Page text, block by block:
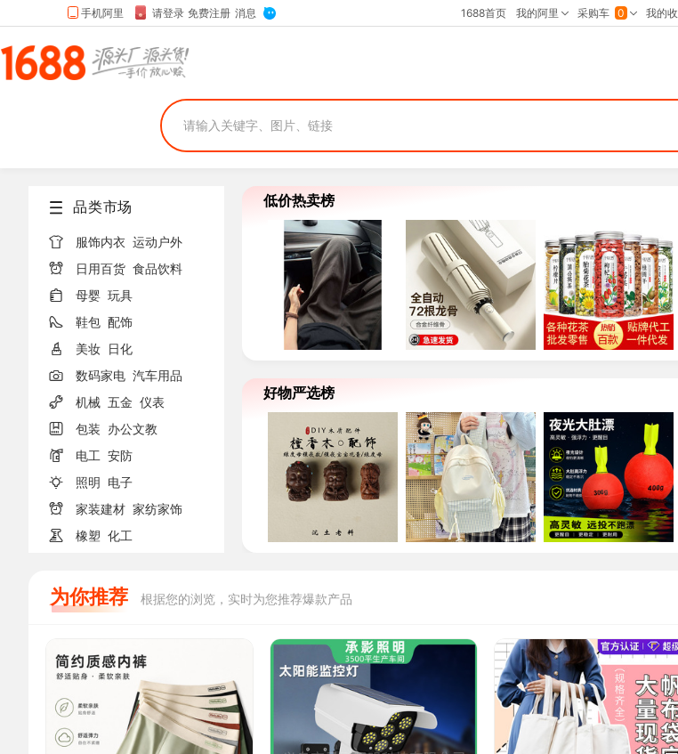
品类市场
 服饰内衣 运动户外
 日用百货 食品饮料
 母婴 玩具
 鞋包 配饰
 美妆 日化
 数码家电 汽车用品
 机械 五金 仪表
 包装 办公文教
 电工 安防
 照明 电子
 家装建材 家纺家饰
 橡塑 化工
低价热卖榜
好物严选榜
为你推荐 根据您的浏览，实时为您推荐爆款产品